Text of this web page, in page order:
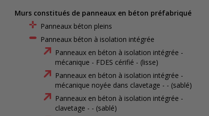
Murs constitués de panneaux en béton préfabriqué
Panneaux béton pleins
Panneaux béton à isolation intégrée
Panneaux en béton à isolation intégrée -
mécanique - FDES cérifié - (lisse)
Panneaux en béton à isolation intégrée -
mécanique noyée dans clavetage - - (sablé)
Panneaux en béton à isolation intégrée -
clavetage - - (sablé)